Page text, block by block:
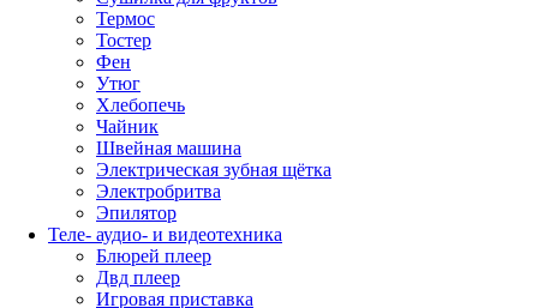
Термос
Тостер
Фен
Утюг
Хлебопечь
Чайник
Швейная машина
Электрическая зубная щётка
Электробритва
Эпилятор
Теле- аудио- и видеотехника
Блюрей плеер
Двд плеер
Игровая приставка